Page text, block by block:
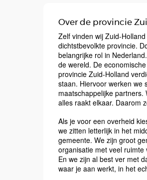
Over de provincie
Zelf vinden wij Zuid-
dichtstbevolkte provincie.
belangrijke rol in
de wereld. De
provincie Zuid-Holland
staan. Hiervoor werken we
maatschappelijke
alles raakt elkaar. Daarom
Als je voor een overheid
we zitten letterlijk in het
gemeente. We zijn groot
organisatie met veel
En we zijn al best ver met
waar je aan werkt, in het